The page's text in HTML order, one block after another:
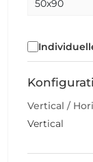
Vertical /
Vertical